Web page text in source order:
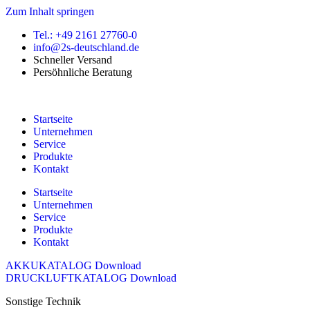
Zum Inhalt springen
Tel.: +49 2161 27760-0
info@2s-deutschland.de
Schneller Versand
Persöhnliche Beratung
Startseite
Unternehmen
Service
Produkte
Kontakt
Startseite
Unternehmen
Service
Produkte
Kontakt
AKKUKATALOG Download
DRUCKLUFTKATALOG Download
Sonstige Technik